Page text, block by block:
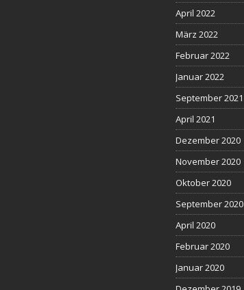
April 2022
März 2022
Februar 2022
Januar 2022
September 2021
April 2021
Dezember 2020
November 2020
Oktober 2020
September 2020
April 2020
Februar 2020
Januar 2020